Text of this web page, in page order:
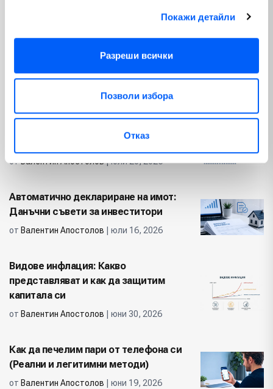
Покажи детайли
Разреши всички
Позволи избора
Отказ
Ключови Форекс фактори, които
движат валутните пазари
Валентин Апостолов| юли 30, 2026
избегнем финансови измами
отВалентин Апостолов| юли 20, 2026
Автоматично деклариране на имот:
Данъчни съвети за инвеститори
от Валентин Апостолов | юли 16, 2026
Видове инфлация: Какво
представляват и как да защитим
капитала си
от Валентин Апостолов | юни 30, 2026
Как да печелим пари от телефона си
(Реални и легитимни методи)
от Валентин Апостолов | юни 19, 2026